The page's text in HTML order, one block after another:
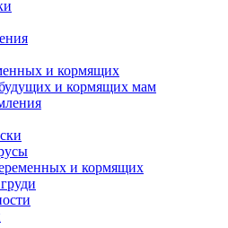
и кормящих
и кормящих мам
и кормящих